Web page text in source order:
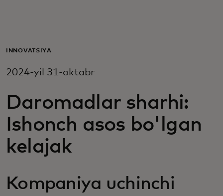
Biznes uchun
Innovatorlar uchun
Yangiliklar va trendlar
INNOVATSIYA
2024-yil 31-oktabr
Daromadlar sharhi:
Ishonch asos bo'lgan
kelajak
Kompaniya uchinchi